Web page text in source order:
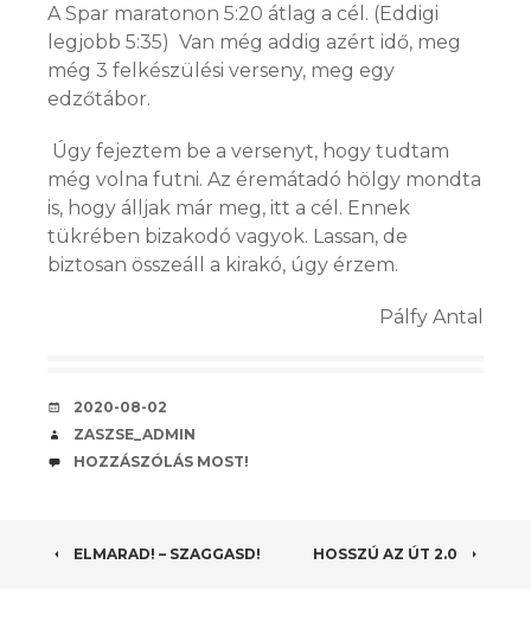
A Spar maratonon 5:20 átlag a cél. (Eddigi
legjobb 5:35) Van még addig azért idő, meg
még 3 felkészülési verseny, meg egy
edzőtábor.
Úgy fejeztem be a versenyt, hogy tudtam
még volna futni. Az éremátadó hölgy mondta
is, hogy álljak már meg, itt a cél. Ennek
tükrében bizakodó vagyok. Lassan, de
biztosan összeáll a kirakó, úgy érzem.
Pálfy Antal
KÖZZÉTÉVE
2020-08-02
SZERZŐ
ZASZSE_ADMIN
HOZZÁSZÓLÁSOK
HOZZÁSZÓLÁS MOST!
BEJEGYZÉS
ELMARAD! – SZAGGASD! HOSSZÚ AZ ÚT 2.0